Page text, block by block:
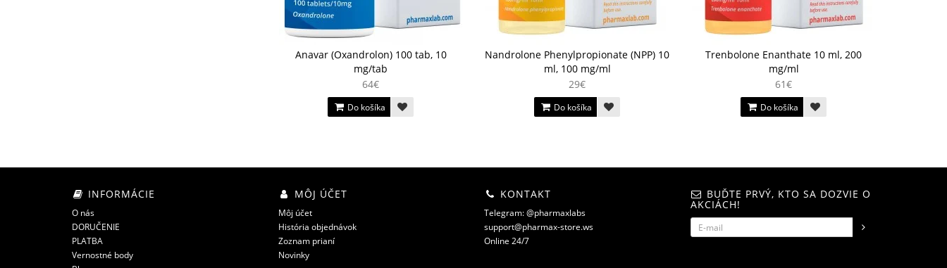
Anavar (Oxandrolon) 100 tab, 10
mg/tab
64€
Do košíka
Nandrolone Phenylpropionate (NPP) 10
ml, 100 mg/ml
29€
Do košíka
Trenbolone Enanthate 10 ml, 200
mg/ml
61€
Do košíka
INFORMÁCIE
O nás
DORUČENIE
PLATBA
Vernostné body
MÔJ ÚČET
Môj účet
História objednávok
Zoznam prianí
Novinky
KONTAKT
Telegram: @pharmaxlabs
support@pharmax-store.ws
Online 24/7
BUĎTE PRVÝ, KTO SA DOZVIE O
AKCIÁCH!